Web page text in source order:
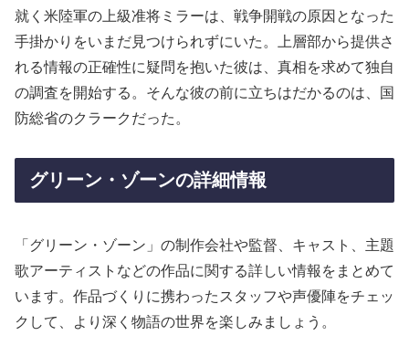
就く米陸軍の上級准将ミラーは、戦争開戦の原因となった
手掛かりをいまだ見つけられずにいた。上層部から提供さ
れる情報の正確性に疑問を抱いた彼は、真相を求めて独自
の調査を開始する。そんな彼の前に立ちはだかるのは、国
防総省のクラークだった。
グリーン・ゾーンの詳細情報
「グリーン・ゾーン」の制作会社や監督、キャスト、主題
歌アーティストなどの作品に関する詳しい情報をまとめて
います。作品づくりに携わったスタッフや声優陣をチェッ
クして、より深く物語の世界を楽しみましょう。